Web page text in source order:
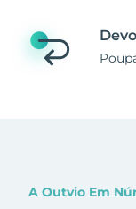
A Outvio Em